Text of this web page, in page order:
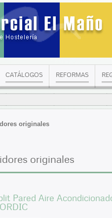
CATÁLOGOS REFORMAS
originales
originales
Pared Aire